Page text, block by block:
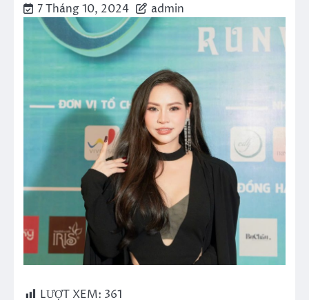
7 Tháng 10, 2024 admin
LƯỢT XEM: 361